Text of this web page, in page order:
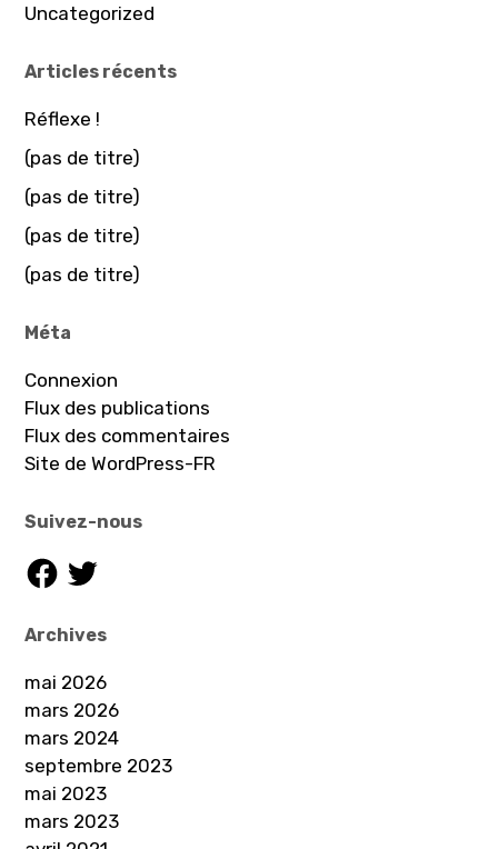
Uncategorized
Articles récents
Réflexe !
(pas de titre)
(pas de titre)
(pas de titre)
(pas de titre)
Méta
Connexion
Flux des publications
Flux des commentaires
Site de WordPress-FR
Suivez-nous
Facebook
Twitter
Archives
mai 2026
mars 2026
mars 2024
septembre 2023
mai 2023
mars 2023